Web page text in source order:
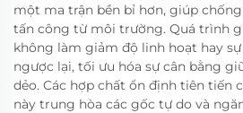
một ma trận bền bỉ hơn, giúp
tấn công từ môi trường. Quá trình
không làm giảm độ linh hoạt hay
ngược lại, tối ưu hóa sự cân bằng
dẻo. Các hợp chất ổn định tiên tiến
này trung hòa các gốc tự do và